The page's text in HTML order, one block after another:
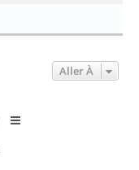
Aller À